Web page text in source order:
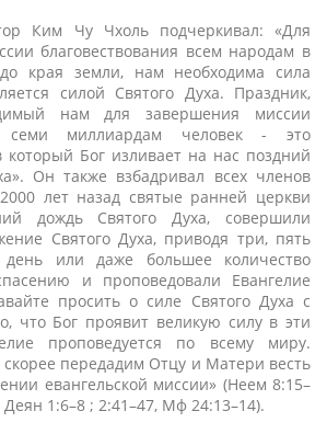
Ким Чу Чхоль подчеркивал: «Для
благовествования всем народам в
края земли, нам необходима сила
силой Святого Духа. Праздник,
нам для завершения миссии
семи миллиардам человек - это
Бог изливает на нас поздний
Он также взбадривал всех членов
лет назад святые ранней церкви
дождь Святого Духа, совершили
Святого Духа, приводя три, пять
или даже большее количество
и проповедовали Евангелие
просить о силе Святого Духа с
что Бог проявит великую силу в эти
проповедуется по всему миру.
передадим Отцу и Матери весть
евангельской миссии» (Неем 8:15–
1:6–8 ; 2:41–47, Мф 24:13–14).